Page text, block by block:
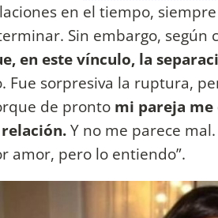
en el tiempo,
Sin embargo, según
en este vínculo, la
Fue sorpresiva la ruptura,
de pronto mi pareja
Y no me parece
amor, pero lo entiendo”.